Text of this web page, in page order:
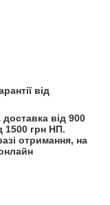
від
доставка від 900
1500 грн НП.
отримання, на